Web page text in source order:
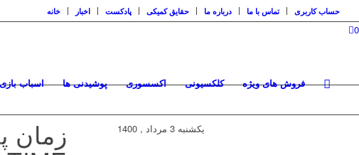
خانه اخبار پادکست حقایق کمیکی درباره ما تماس با ما حساب کاربری
0
اسباب بازی پوشیدنی ها اکسسوری کلکسیونی فروش های ویژه
یکشنبه 3 مرداد , 1400